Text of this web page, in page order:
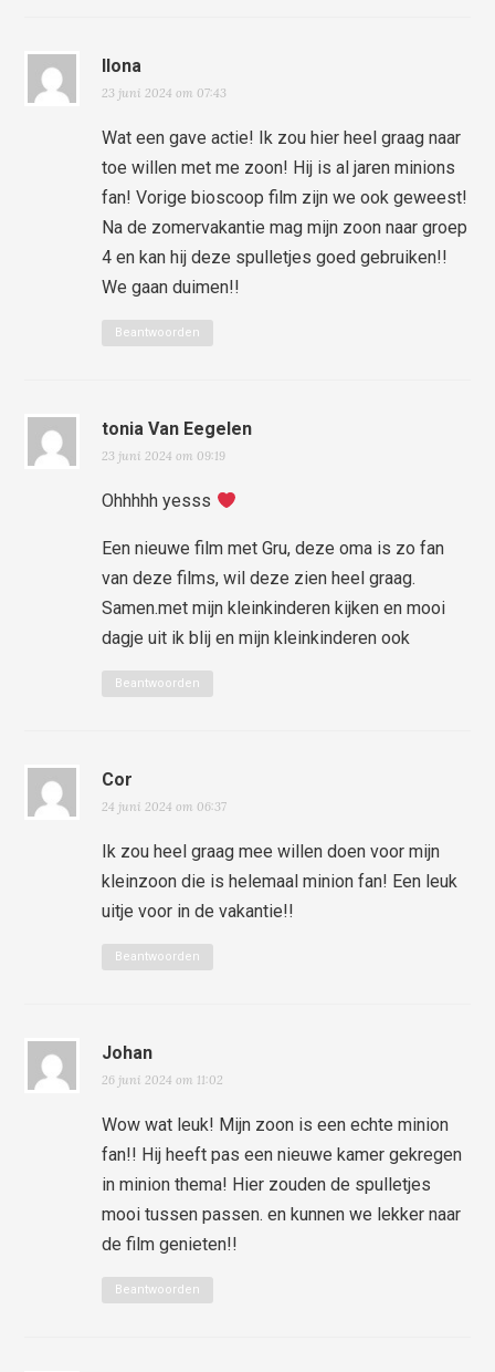
Ilona
23 juni 2024 om 07:43
Wat een gave actie! Ik zou hier heel graag naar
toe willen met me zoon! Hij is al jaren minions
fan! Vorige bioscoop film zijn we ook geweest!
Na de zomervakantie mag mijn zoon naar groep
4 en kan hij deze spulletjes goed gebruiken!!
We gaan duimen!!
Beantwoorden
tonia Van Eegelen
23 juni 2024 om 09:19
Ohhhhh yesss
Een nieuwe film met Gru, deze oma is zo fan
van deze films, wil deze zien heel graag.
Samen.met mijn kleinkinderen kijken en mooi
dagje uit ik blij en mijn kleinkinderen ook
Beantwoorden
Cor
24 juni 2024 om 06:37
Ik zou heel graag mee willen doen voor mijn
kleinzoon die is helemaal minion fan! Een leuk
uitje voor in de vakantie!!
Beantwoorden
Johan
26 juni 2024 om 11:02
Wow wat leuk! Mijn zoon is een echte minion
fan!! Hij heeft pas een nieuwe kamer gekregen
in minion thema! Hier zouden de spulletjes
mooi tussen passen. en kunnen we lekker naar
de film genieten!!
Beantwoorden